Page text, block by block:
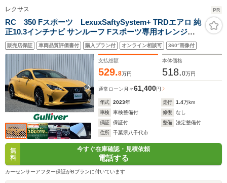
レクサス PR
RC 350 Fスポーツ LexuxSaftySystem+ TRDエアロ 純
正10.3インチナビ サンルーフ Fスポーツ専用オレンジキ
ャリパー バックカメラ 前後ドライブレコーダー ETC2.0
LEDオートライト シートベンチレーション BSM 電動パ
ーキングブレーキ
販売店保証 車両品質評価書付 購入プラン付 オンライン相談可 360°画像付
支払総額
529.8万円
本体価格
518.0万円
通常ローン 月々61,400円
年式 2023年 走行 1.4万km
車検
車検整備付 修復
なし
保証
保証付 整備
法定整備付
住所
千葉県八千代市
無
料
今すぐ在庫確認・見積依頼
電話する
カーセンサーアフター保証がBプランに付いています